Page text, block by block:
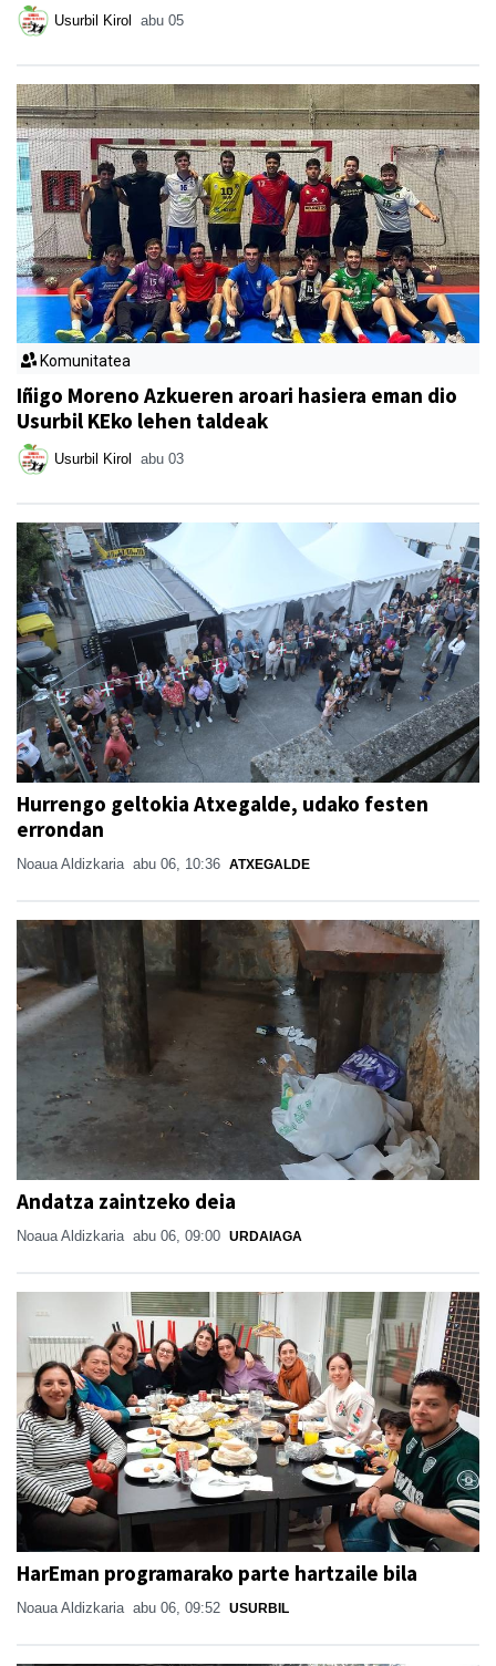
Usurbil Kirol abu 05
Komunitatea
Iñigo Moreno Azkueren aroari hasiera eman dio
Usurbil KEko lehen taldeak
Usurbil Kirol abu 03
Hurrengo geltokia Atxegalde, udako festen
errondan
Noaua Aldizkaria abu 06, 10:36 ATXEGALDE
Andatza zaintzeko deia
Noaua Aldizkaria abu 06, 09:00 URDAIAGA
HarEman programarako parte hartzaile bila
Noaua Aldizkaria abu 06, 09:52 USURBIL